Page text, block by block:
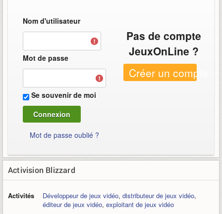
Nom d'utilisateur
Mot de passe
Se souvenir de moi
Mot de passe oublié ?
Pas de compte
JeuxOnLine ?
Créer un compte
Activision Blizzard
Activités Développeur de jeux vidéo, distributeur de jeux vidéo,
éditeur de jeux vidéo, exploitant de jeux vidéo